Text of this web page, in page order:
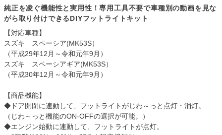
純正を凌ぐ機能性と実用性！専用工具不要で車種別の動画を見な
がら取り付けできるDIYフットライトキット
【対応車種】
スズキ スペーシア(MK53S）
（平成29年12月～令和元年9月）
スズキ スペーシアギア(MK53S）
（平成30年12月～令和元年9月）
【商品機能】
◆ドア開閉に連動して、フットライトがじわ～っと点灯・消灯。
（じわ～っと機能のON-OFFの選択が可能。）
◆エンジン始動に連動して、フットライトが点灯。